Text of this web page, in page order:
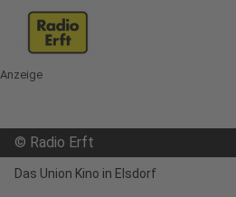
Anzeige
© Radio Erft
Das Union Kino in Elsdorf